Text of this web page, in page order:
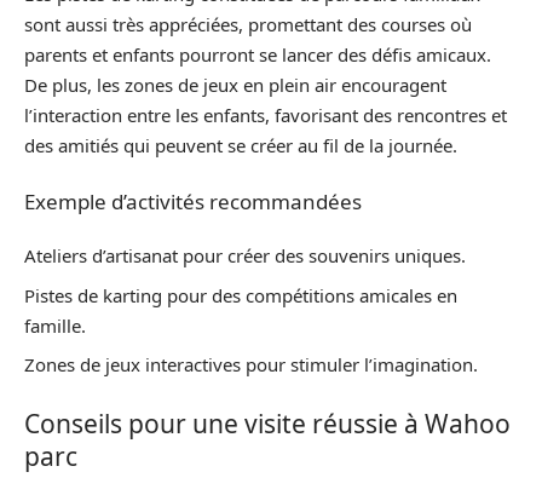
sont aussi très appréciées, promettant des courses où
parents et enfants pourront se lancer des défis amicaux.
De plus, les zones de jeux en plein air encouragent
l’interaction entre les enfants, favorisant des rencontres et
des amitiés qui peuvent se créer au fil de la journée.
Exemple d’activités recommandées
Ateliers d’artisanat pour créer des souvenirs uniques.
Pistes de karting pour des compétitions amicales en
famille.
Zones de jeux interactives pour stimuler l’imagination.
Conseils pour une visite réussie à Wahoo
parc